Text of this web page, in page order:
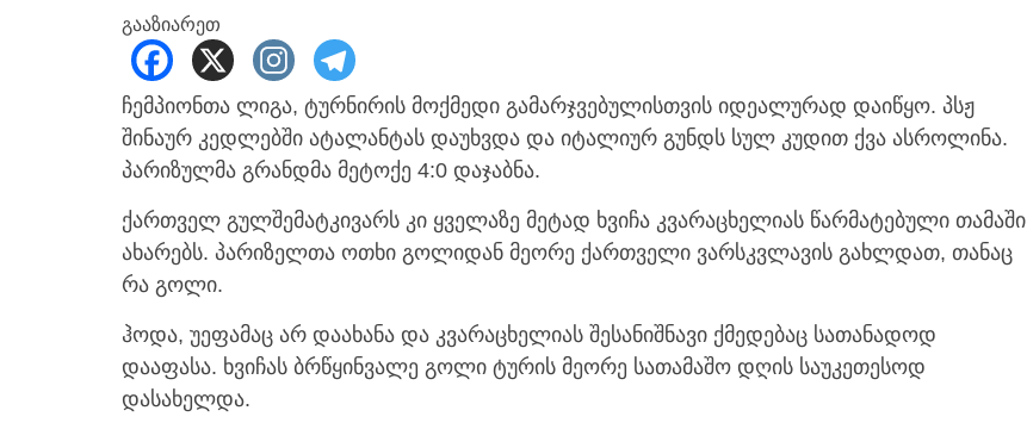
გააზიარეთ
ჩემპიონთა ლიგა, ტურნირის მოქმედი გამარჯვებულისთვის იდეალურად დაიწყო. პსჟ
შინაურ კედლებში ატალანტას დაუხვდა და იტალიურ გუნდს სულ კუდით ქვა ასროლინა.
პარიზულმა გრანდმა მეტოქე 4:0 დაჯაბნა.
ქართველ გულშემატკივარს კი ყველაზე მეტად ხვიჩა კვარაცხელიას წარმატებული თამაში
ახარებს. პარიზელთა ოთხი გოლიდან მეორე ქართველი ვარსკვლავის გახლდათ, თანაც
რა გოლი.
ჰოდა, უეფამაც არ დაახანა და კვარაცხელიას შესანიშნავი ქმედებაც სათანადოდ
დააფასა. ხვიჩას ბრწყინვალე გოლი ტურის მეორე სათამაშო დღის საუკეთესოდ
დასახელდა.